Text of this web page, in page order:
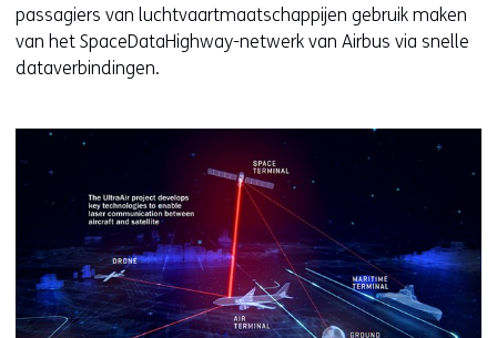
passagiers van luchtvaartmaatschappijen gebruik maken
van het SpaceDataHighway-netwerk van Airbus via snelle
dataverbindingen.